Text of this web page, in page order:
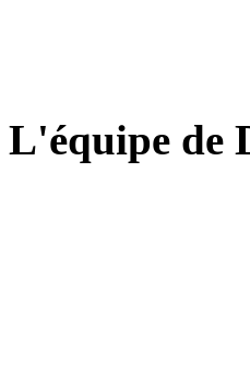
L'équipe de